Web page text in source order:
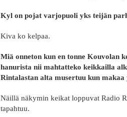
Kyl on pojat varjopuoli yks teijän
Kiva ko kelpaa.
Miä onneton kun en tonne Kouvolan
hanurista nii mahtatteko keikkailla
Rintalastan alta musertuu kun
Näillä näkymin keikat loppuvat Radio
tapahtuu.